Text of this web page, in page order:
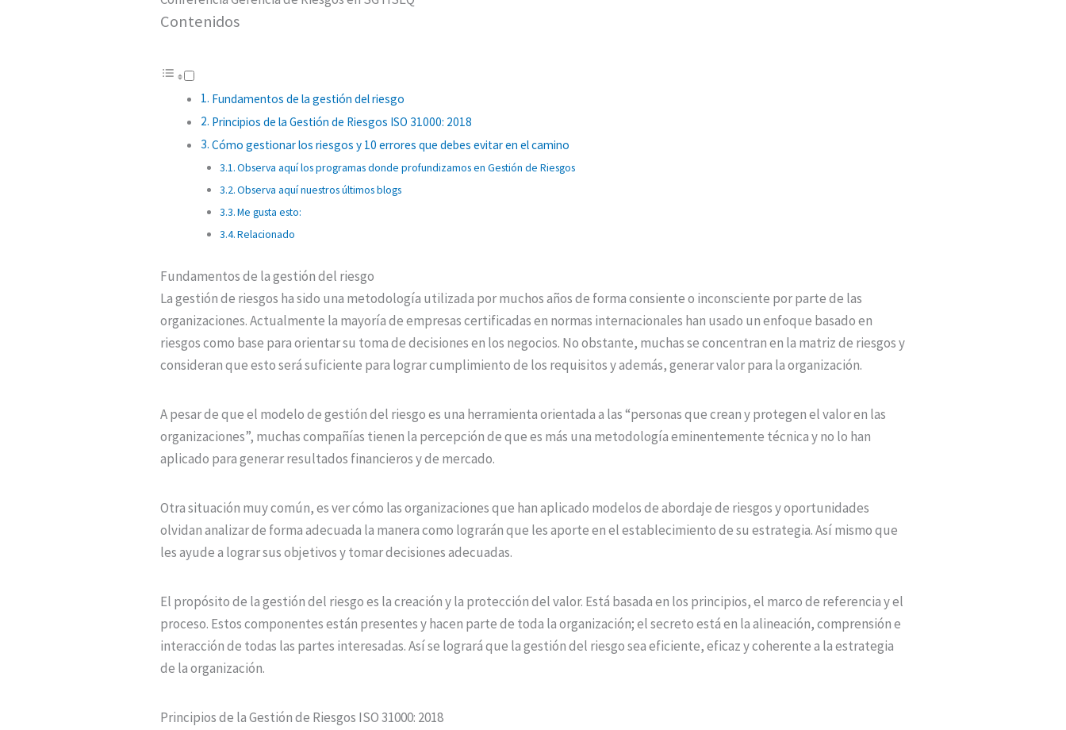
Contenidos
Fundamentos de la gestión del riesgo
Principios de la Gestión de Riesgos ISO 31000: 2018
Cómo gestionar los riesgos y 10 errores que debes evitar en el camino
Observa aquí los programas donde profundizamos en Gestión de Riesgos
Observa aquí nuestros últimos blogs
Me gusta esto:
Relacionado
Fundamentos de la gestión del riesgo
La gestión de riesgos ha sido una metodología utilizada por muchos años de forma consiente o inconsciente por parte de las
organizaciones. Actualmente la mayoría de empresas certificadas en normas internacionales han usado un enfoque basado en
riesgos como base para orientar su toma de decisiones en los negocios. No obstante, muchas se concentran en la matriz de riesgos y
consideran que esto será suficiente para lograr cumplimiento de los requisitos y además, generar valor para la organización.
A pesar de que el modelo de gestión del riesgo es una herramienta orientada a las “personas que crean y protegen el valor en las
organizaciones”, muchas compañías tienen la percepción de que es más una metodología eminentemente técnica y no lo han
aplicado para generar resultados financieros y de mercado.
Otra situación muy común, es ver cómo las organizaciones que han aplicado modelos de abordaje de riesgos y oportunidades
olvidan analizar de forma adecuada la manera como lograrán que les aporte en el establecimiento de su estrategia. Así mismo que
les ayude a lograr sus objetivos y tomar decisiones adecuadas.
El propósito de la gestión del riesgo es la creación y la protección del valor. Está basada en los principios, el marco de referencia y el
proceso. Estos componentes están presentes y hacen parte de toda la organización; el secreto está en la alineación, comprensión e
interacción de todas las partes interesadas. Así se logrará que la gestión del riesgo sea eficiente, eficaz y coherente a la estrategia
de la organización.
Principios de la Gestión de Riesgos ISO 31000: 2018